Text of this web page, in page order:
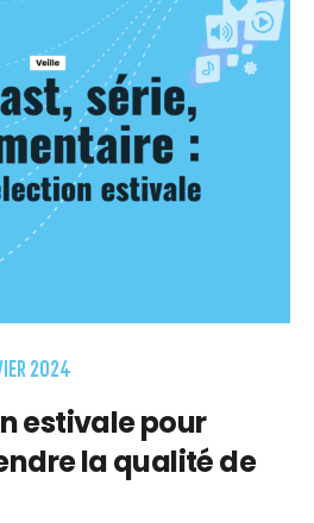
2024
estivale pour
la qualité de